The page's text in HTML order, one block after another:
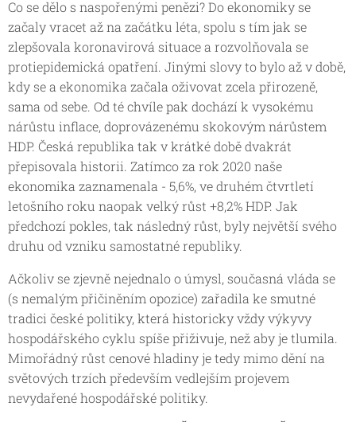
Co se dělo s naspořenými penězi? Do ekonomiky se
začaly vracet až na začátku léta, spolu s tím jak se
zlepšovala koronavirová situace a rozvolňovala se
protiepidemická opatření. Jinými slovy to bylo až v době,
kdy se a ekonomika začala oživovat zcela přirozeně,
sama od sebe. Od té chvíle pak dochází k vysokému
nárůstu inflace, doprovázenému skokovým nárůstem
HDP. Česká republika tak v krátké době dvakrát
přepisovala historii. Zatímco za rok 2020 naše
ekonomika zaznamenala - 5,6%, ve druhém čtvrtletí
letošního roku naopak velký růst +8,2% HDP. Jak
předchozí pokles, tak následný růst, byly největší svého
druhu od vzniku samostatné republiky.
Ačkoliv se zjevně nejednalo o úmysl, současná vláda se
(s nemalým přičiněním opozice) zařadila ke smutné
tradici české politiky, která historicky vždy výkyvy
hospodářského cyklu spíše přiživuje, než aby je tlumila.
Mimořádný růst cenové hladiny je tedy mimo dění na
světových trzích především vedlejším projevem
nevydařené hospodářské politiky.